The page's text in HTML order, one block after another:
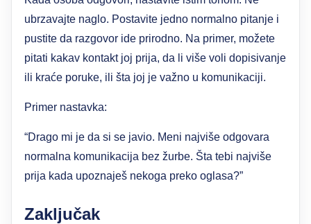
ubrzavajte naglo. Postavite jedno normalno pitanje i
pustite da razgovor ide prirodno. Na primer, možete
pitati kakav kontakt joj prija, da li više voli dopisivanje
ili kraće poruke, ili šta joj je važno u komunikaciji.
Primer nastavka:
“Drago mi je da si se javio. Meni najviše odgovara
normalna komunikacija bez žurbe. Šta tebi najviše
prija kada upoznaješ nekoga preko oglasa?”
Zaključak